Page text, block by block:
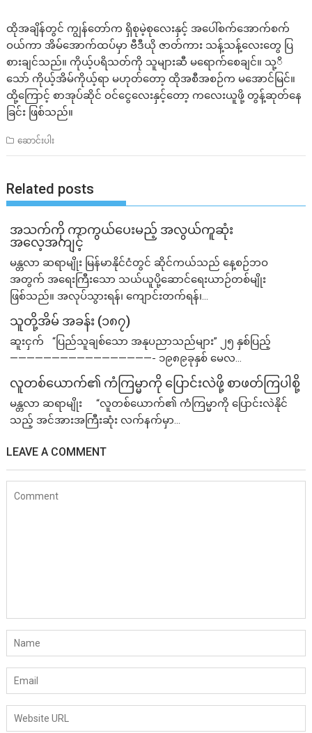
ထိုအချိန်တွင် ကျွန်တော်က ရှိစုမဲ့စုလေးနှင့် အပေါ်စက်အောက်စက်
ဝယ်ကာ အိမ်အောက်ထပ်မှာ ဗီဒီယို ဇာတ်ကား သန့်သန့်လေးတွေ ပြ
စားချင်သည်။ ကိုယ့်ပရိသတ်ကို သူများဆီ မရောက်စေချင်။ သု့ိ
သော် ကိုယ့်အိမ်ကိုယ့်ရာ မဟုတ်တော့ ထိုအစီအစဉ်က မအောင်မြင်။
ထို့ကြောင့် စာအုပ်ဆိုင် ဝင်ငွေလေးနှင့်တော့ ကလေးယူဖို့ တွန့်ဆုတ်နေ
ခြင်း ဖြစ်သည်။
ဆောင်းပါး
Related posts
အသက်ကို ကာကွယ်ပေးမည့် အလွယ်ကူဆုံး
အလေ့အကျင့်
မန္တလာ ဆရာမျိုး မြန်မာနိုင်ငံတွင် ဆိုင်ကယ်သည် နေ့စဉ်ဘဝ
အတွက် အရေးကြီးသော သယ်ယူပို့ဆောင်ရေးယာဉ်တစ်မျိုး
ဖြစ်သည်။ အလုပ်သွားရန်၊ ကျောင်းတက်ရန်၊...
သူတို့အိမ် အခန်း (၁၈၇)
ဆူးငှက် “ပြည်သူချစ်သော အနုပညာသည်များ” ၂၅ နှစ်ပြည့်
—————————————————- ၁၉၈၉ခုနှစ် မေလ...
လူတစ်ယောက်၏ ကံကြမ္မာကို ပြောင်းလဲဖို့ စာဖတ်ကြပါစို့
မန္တလာ ဆရာမျိုး “လူတစ်ယောက်၏ ကံကြမ္မာကို ပြောင်းလဲနိုင်
သည့် အင်အားအကြီးဆုံး လက်နက်မှာ...
LEAVE A COMMENT